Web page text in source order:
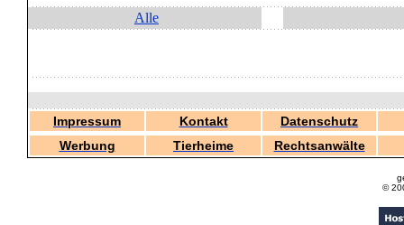
Alle
Impressum Kontakt
Datenschutz
Werbung
Tierheime Rechtsanwälte
©